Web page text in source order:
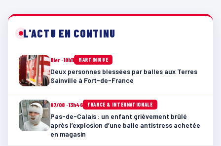
L'ACTU EN CONTINU
Hier · 10h11 MARTINIQUE
Deux personnes blessées par balles aux Terres
Sainville à Fort-de-France
07/08 · 13h46 FRANCE & INTERNATIONALE
Pas-de-Calais : un enfant grièvement brûlé
après l’explosion d’une balle antistress achetée
en magasin